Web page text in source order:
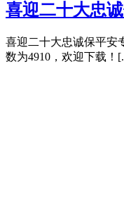
喜迎二十大忠
喜迎二十大忠诚保平安
数为4910，欢迎下载！